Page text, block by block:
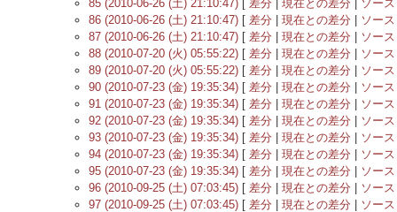
85 (2010-06-26 (土) 21:10:47) [ 差分 現在との差分 ソース
86 (2010-06-26 (土) 21:10:47) [ 差分 現在との差分 ソース
87 (2010-06-26 (土) 21:10:47) [ 差分 現在との差分 ソース
88 (2010-07-20 (火) 05:55:22) [ 差分 現在との差分 ソース
89 (2010-07-20 (火) 05:55:22) [ 差分 現在との差分 ソース
90 (2010-07-23 (金) 19:35:34) [ 差分 現在との差分 ソース
91 (2010-07-23 (金) 19:35:34) [ 差分 現在との差分 ソース
92 (2010-07-23 (金) 19:35:34) [ 差分 現在との差分 ソース
93 (2010-07-23 (金) 19:35:34) [ 差分 現在との差分 ソース
94 (2010-07-23 (金) 19:35:34) [ 差分 現在との差分 ソース
95 (2010-07-23 (金) 19:35:34) [ 差分 現在との差分 ソース
96 (2010-09-25 (土) 07:03:45) [ 差分 現在との差分 ソース
97 (2010-09-25 (土) 07:03:45) [ 差分 現在との差分 ソース